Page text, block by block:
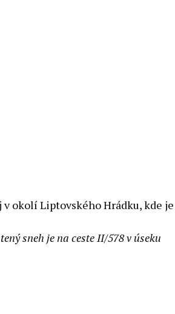
okolí Liptovského Hrádku, kde je
sneh je na ceste II/578 v úseku